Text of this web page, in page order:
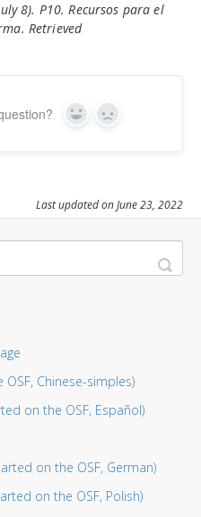
8). P10. Recursos para el
Retrieved
Yes No
Last updated on June 23, 2022
Chinese-simples)
on the OSF, Español)
on the OSF, German)
on the OSF, Polish)